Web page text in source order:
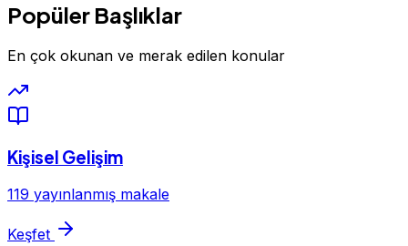
Popüler Başlıklar
En çok okunan ve merak edilen konular
Kişisel Gelişim
119 yayınlanmış makale
Keşfet